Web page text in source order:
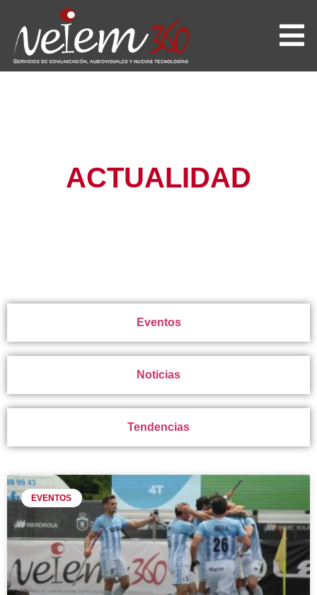
ACTUALIDAD
Eventos
Noticias
Tendencias
EVENTOS